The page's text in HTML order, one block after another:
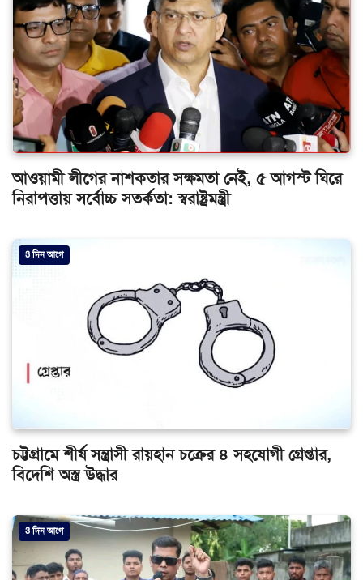
আওয়ামী লীগের নাশকতার সক্ষমতা নেই, ৫ আগস্ট ঘিরে
নিরাপত্তায় সর্বোচ্চ সতর্কতা: স্বরাষ্ট্রমন্ত্রী
3 দিন আগে
চট্টগ্রামে শীর্ষ সন্ত্রাসী রায়হান চক্রের ৪ সহযোগী গ্রেপ্তার,
বিদেশি অস্ত্র উদ্ধার
3 দিন আগে